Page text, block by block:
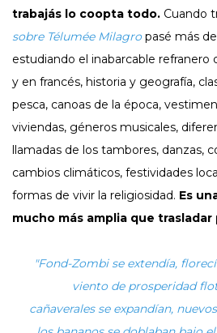
trabajás lo coopta todo. Cuando
sobre Télumée Milagropasé más
estudiando el inabarcable refranero
y en francés, historia y geografía,
pesca, canoas de la época,
viviendas, géneros musicales,
llamadas de los tambores, danzas,
cambios climáticos, festividades
formas de vivir la religiosidad. Es
mucho más amplia que trasladar
"Fond-Zombi se extendía,
viento de prosperidad
cañaverales se expandían,